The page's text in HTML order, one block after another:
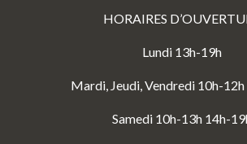
HORAIRES
Lundi 13h-19h
Mardi, Jeudi, Vendredi 10h-
Samedi 10h-13h 14h-